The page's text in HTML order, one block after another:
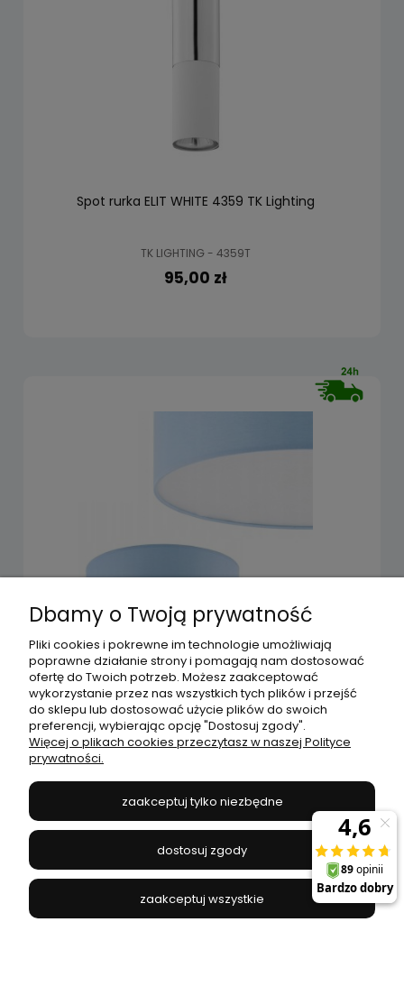
Spot rurka ELIT WHITE 4359 TK Lighting
TK LIGHTING - 4359T
95,00 zł
Lampa sufitowa / plafon RONDO KIDS
niebieska/biała do pokoju dziecięcego TK Lighting
TK LIGHTING - 3229T
do koszyka
Dbamy o Twoją prywatność
Pliki cookies i pokrewne im technologie umożliwiają
poprawne działanie strony i pomagają nam dostosować
ofertę do Twoich potrzeb. Możesz zaakceptować
wykorzystanie przez nas wszystkich tych plików i przejść
do sklepu lub dostosować użycie plików do swoich
preferencji, wybierając opcję "Dostosuj zgody".
Więcej o plikach cookies przeczytasz w naszej Polityce
prywatności.
zaakceptuj tylko niezbędne
dostosuj zgody
zaakceptuj wszystkie